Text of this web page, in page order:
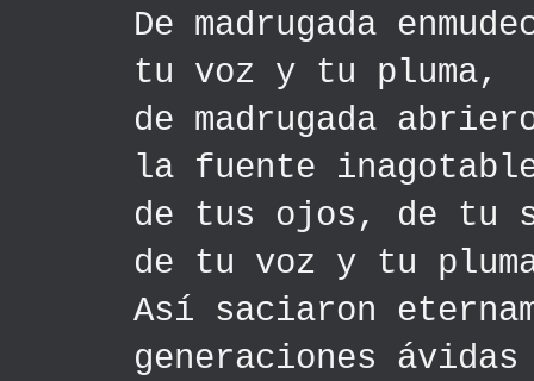
De madrugada
tu voz y tu pluma,
de madrugada
la fuente
de tus ojos, de tu
de tu voz y tu
Así saciaron
generaciones ávidas